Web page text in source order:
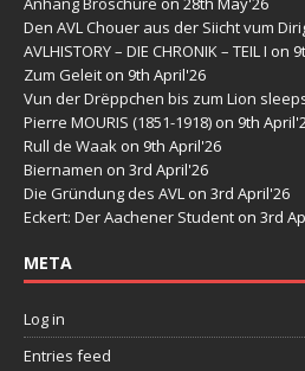
Den AVL Chouer aus der Siicht vum
AVLHISTORY – DIE CHRONIK – TEIL I on
Zum Geleit on 9th April'26
Vun der Drëppchen bis zum Lion
Pierre MOURIS (1851-1918) on 9th
Rull de Waak on 9th April'26
Biernamen on 3rd April'26
Die Gründung des AVL on 3rd April'26
Eckert: Der Aachener Student on 3rd
META
Log in
Entries feed